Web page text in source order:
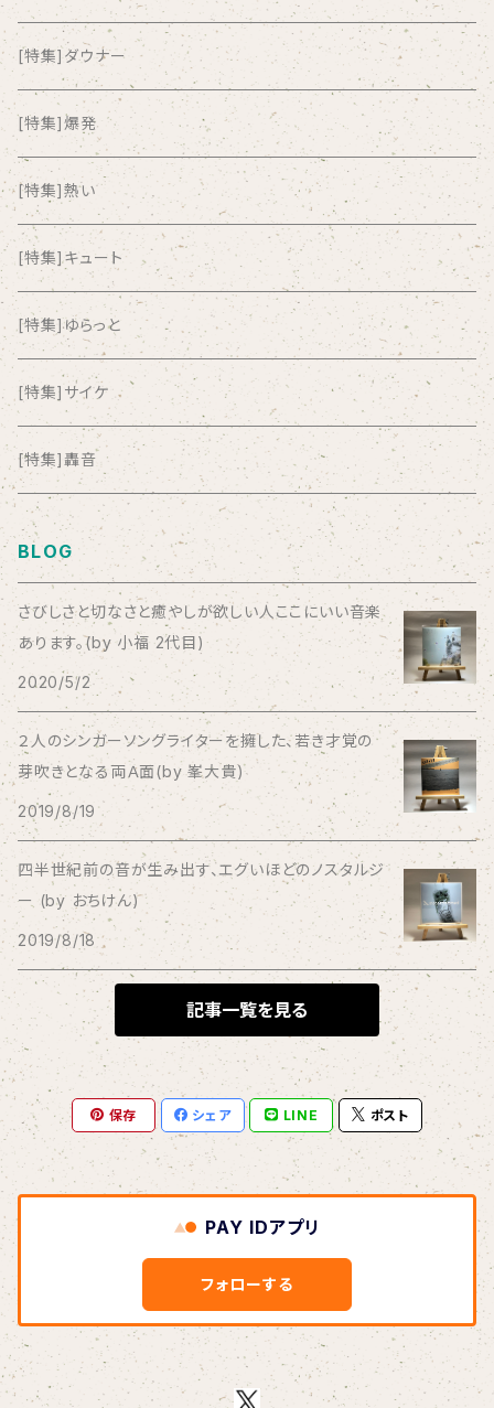
all about paradise
ALL ITEM 10 TIMES
Amia Calva
Amsterdamned
ANYO
And Summer Club
anticlockwise
Aysula
Bad Operation
Bagus!
BBBBBBB
The BEG
The Beths
THE BLACK SHANSONS
BLONDnewHALF
Blondy
BOAR HUNTER
bud&harbor
Bulbs Of Passion
B玉
Calme Adiction
[特集]ダウナー
[特集]爆発
[特集]熱い
[特集]キュート
[特集]ゆらっと
[特集]サイケ
[特集]轟音
BLOG
さびしさと切なさと癒やしが欲しい人ここにいい音楽
あります。(by 小福 2代目)
2020/5/2
２人のシンガーソングライターを擁した、若き才覚の
芽吹きとなる両Ａ面(by 峯大貴)
2019/8/19
四半世紀前の音が生み出す、エグいほどのノスタルジ
ー (by おちけん)
2019/8/18
記事一覧を見る
保存 シェア LINE ポスト
PAY IDアプリ
フォローする